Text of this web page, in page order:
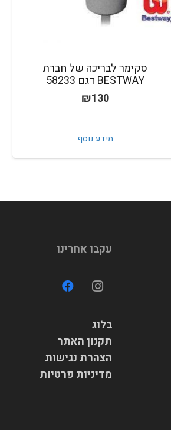
סקימר לבריכה של חברת
BESTWAY דגם 58233
₪130
מידע נוסף
עקבו אחרינו
בלוג
תקנון האתר
הצהרת נגישות
מדיניות פרטיות